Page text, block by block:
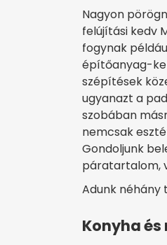
Nagyon
felújítási kedv
fogynak
építőanyag-
szépítések
ugyanazt a
szobában
nemcsak
Gondoljunk
páratartalom,
Adunk néhány
Konyha